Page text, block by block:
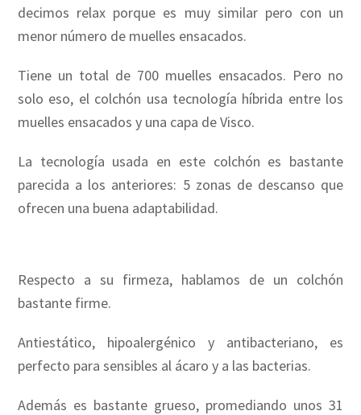
decimos relax porque es muy similar pero con un
menor número de muelles ensacados.
Tiene un total de 700 muelles ensacados. Pero no
solo eso, el colchón usa tecnología híbrida entre los
muelles ensacados y una capa de Visco.
La tecnología usada en este colchón es bastante
parecida a los anteriores: 5 zonas de descanso que
ofrecen una buena adaptabilidad.
Respecto a su firmeza, hablamos de un colchón
bastante firme.
Antiestático, hipoalergénico y antibacteriano, es
perfecto para sensibles al ácaro y a las bacterias.
Además es bastante grueso, promediando unos 31